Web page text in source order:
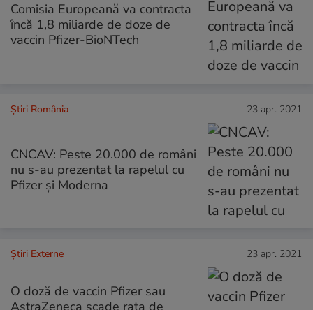
Comisia Europeană va contracta
încă 1,8 miliarde de doze de
vaccin Pfizer-BioNTech
Știri România 23 apr. 2021
CNCAV: Peste 20.000 de români
nu s-au prezentat la rapelul cu
Pfizer și Moderna
Știri Externe 23 apr. 2021
O doză de vaccin Pfizer sau
AstraZeneca scade rata de